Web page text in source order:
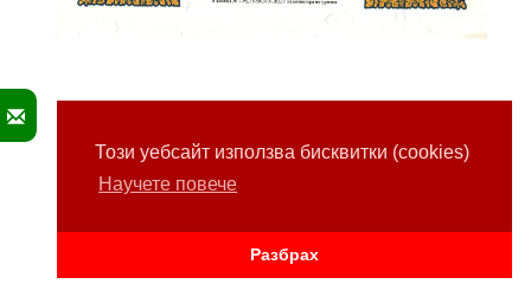
Този уебсайт използва бисквитки (cookies)
Научете повече
Разбрах